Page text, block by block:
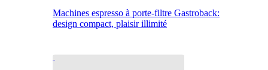
Machines espresso à porte-filtre Gastroback:
design compact, plaisir illimité